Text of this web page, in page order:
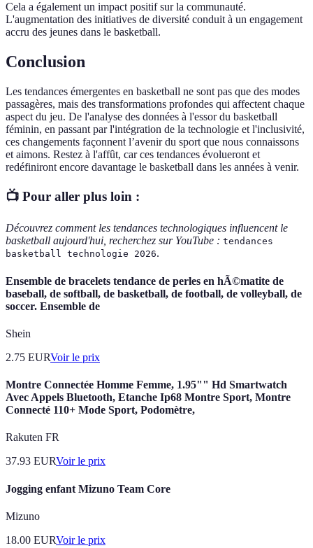
Cela a également un impact positif sur la communauté.
L'augmentation des initiatives de diversité conduit à un engagement
accru des jeunes dans le basketball.
Conclusion
Les tendances émergentes en basketball ne sont pas que des modes
passagères, mais des transformations profondes qui affectent chaque
aspect du jeu. De l'analyse des données à l'essor du basketball
féminin, en passant par l'intégration de la technologie et l'inclusivité,
ces changements façonnent l’avenir du sport que nous connaissons
et aimons. Restez à l'affût, car ces tendances évolueront et
redéfiniront encore davantage le basketball dans les années à venir.
📺 Pour aller plus loin :
Découvrez comment les tendances technologiques influencent le
basketball aujourd'hui, recherchez sur YouTube : tendances
basketball technologie 2026.
Ensemble de bracelets tendance de perles en hÃ©matite de
baseball, de softball, de basketball, de football, de volleyball, de
soccer. Ensemble de
Shein
2.75 EURVoir le prix
Montre Connectée Homme Femme, 1.95"" Hd Smartwatch
Avec Appels Bluetooth, Etanche Ip68 Montre Sport, Montre
Connecté 110+ Mode Sport, Podomètre,
Rakuten FR
37.93 EURVoir le prix
Jogging enfant Mizuno Team Core
Mizuno
18.00 EURVoir le prix